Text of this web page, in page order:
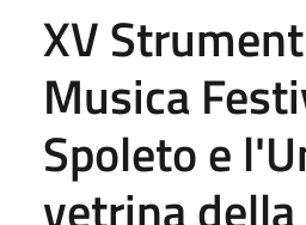
XV
Musica
Spoleto e